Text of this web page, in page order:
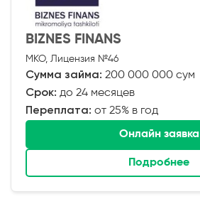
BIZNES FINANS
МКО, Лицензия №46
Сумма займа: 200 000 000 сум
Срок: до 24 месяцев
Переплата: от 25% в год
Онлайн заявка
Подробнее